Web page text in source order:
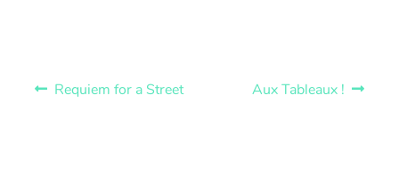
Requiem for a Street Aux Tableaux !